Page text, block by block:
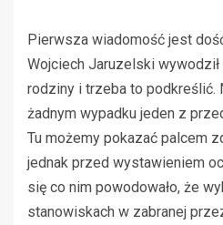
Pierwsza wiadomość jest
Wojciech Jaruzelski
rodziny i trzeba to podkreślić.
żadnym wypadku jeden z
Tu możemy pokazać palcem
jednak przed wystawieniem
się co nim powodowało, że
stanowiskach w zabranej